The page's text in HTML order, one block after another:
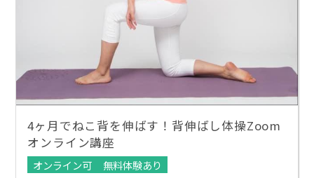
4ヶ月でねこ背を伸ばす！背伸ばし体操Zoom
オンライン講座
オンライン可
無料体験あり